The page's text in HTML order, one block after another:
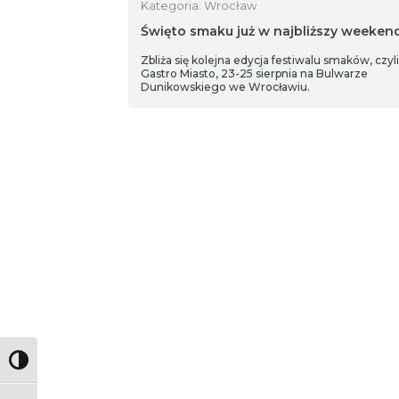
Toggle High Contrast
Kategoria: Wrocław
Święto smaku już w najbliższy
Zbliża się kolejna edycja festiwalu smaków, czyli
Gastro Miasto, 23-25 sierpnia na Bulwarze
Dunikowskiego we Wrocławiu.